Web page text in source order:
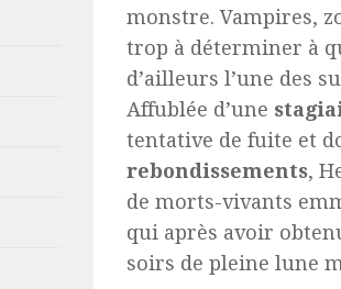
monstre. Vampires,
trop à déterminer à
d’ailleurs l’une des
Affublée d’une
tentative de fuite et
rebondissements,
de morts-vivants
qui après avoir
soirs de pleine lune